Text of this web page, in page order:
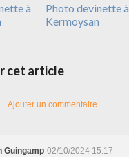
à
Photo devinette à
Kermoysan
cet article
Ajouter un commentaire
Guingamp 02/10/2024 15:17